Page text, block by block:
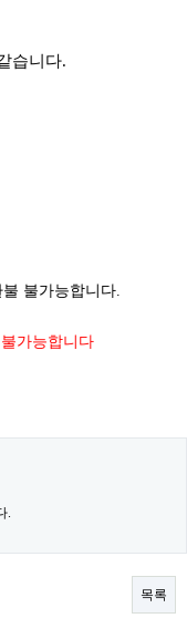
습니다.
불가능합니다.
가능합니다
.
목록